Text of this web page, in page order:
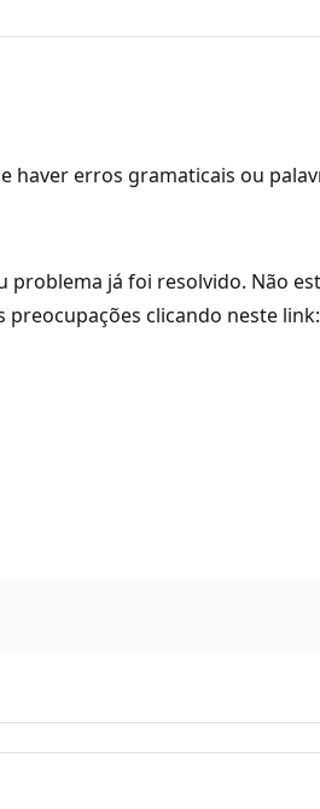
haver erros gramaticais ou
problema já foi resolvido. Não
clicando neste link: